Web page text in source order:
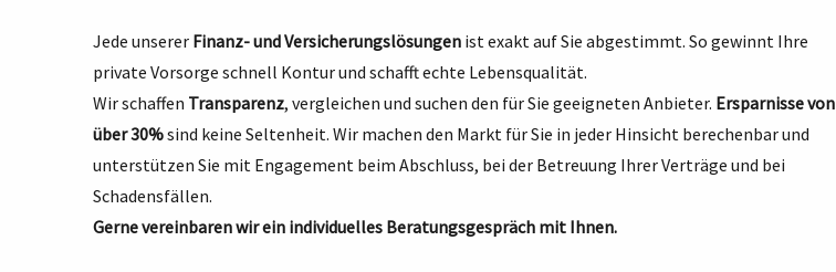
Jede unserer Finanz- und Versicherungslösungen ist exakt auf Sie abgestimmt. So gewinnt Ihre
private Vorsorge schnell Kontur und schafft echte Lebensqualität.
Wir schaffen Transparenz, vergleichen und suchen den für Sie geeigneten Anbieter. Ersparnisse von
über 30%sind keine Seltenheit. Wir machen den Markt für Sie in jeder Hinsicht berechenbar und
unterstützen Sie mit Engagement beim Abschluss, bei der Betreuung Ihrer Verträge und bei
Schadensfällen.
Gerne vereinbaren wir ein individuelles Beratungsgespräch mit Ihnen.